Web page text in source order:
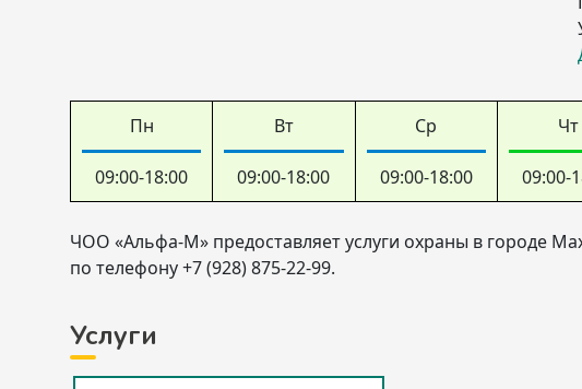
Пн
09:00-18:00
Вт
09:00-18:00
Ср
09:00-18:00
Чт
09:00-
ЧОО «Альфа-М» предоставляет услуги охраны в городе
по телефону +7 (928) 875-22-99.
Услуги